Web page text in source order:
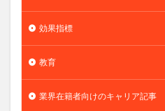
効果指標
教育
業界在籍者向けのキャリア記事